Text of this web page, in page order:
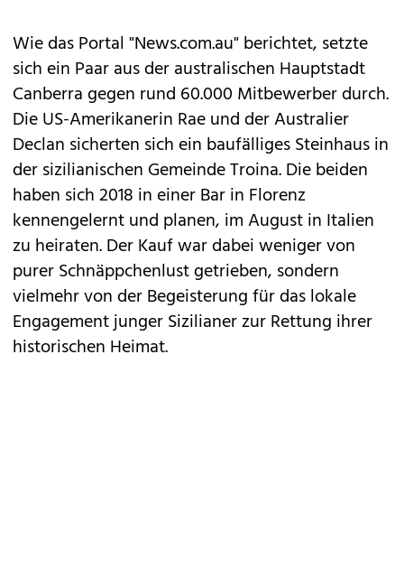
Wie das Portal "News.com.au" berichtet, setzte
sich ein Paar aus der australischen Hauptstadt
Canberra gegen rund 60.000 Mitbewerber durch.
Die US-Amerikanerin Rae und der Australier
Declan sicherten sich ein baufälliges Steinhaus in
der sizilianischen Gemeinde Troina. Die beiden
haben sich 2018 in einer Bar in Florenz
kennengelernt und planen, im August in Italien
zu heiraten. Der Kauf war dabei weniger von
purer Schnäppchenlust getrieben, sondern
vielmehr von der Begeisterung für das lokale
Engagement junger Sizilianer zur Rettung ihrer
historischen Heimat.